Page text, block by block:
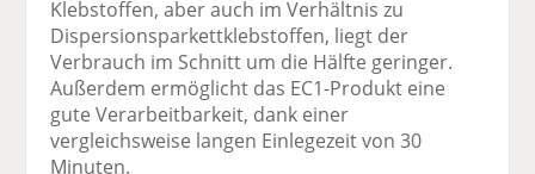
Klebstoffen, aber auch im Verhältnis zu
Dispersionsparkettklebstoffen, liegt der
Verbrauch im Schnitt um die Hälfte geringer.
Außerdem ermöglicht das EC1-Produkt eine
gute Verarbeitbarkeit, dank einer
vergleichsweise langen Einlegezeit von 30
Minuten.